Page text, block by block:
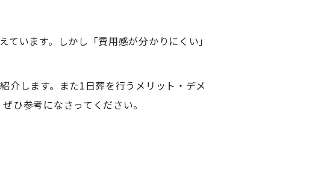
います。しかし「費用感が分かりにくい」
介します。また1日葬を行うメリット・デメ
ひ参考になさってください。